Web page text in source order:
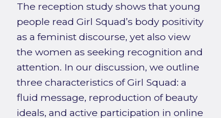
The reception study shows that young
people read Girl Squad’s body positivity
as a feminist discourse, yet also view
the women as seeking recognition and
attention. In our discussion, we outline
three characteristics of Girl Squad: a
fluid message, reproduction of beauty
ideals, and active participation in online